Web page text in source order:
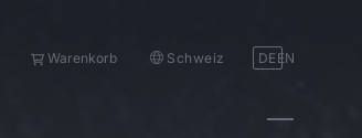
Warenkorb Schweiz DE EN